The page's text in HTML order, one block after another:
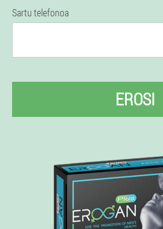
Sartu telefonoa
EROSI